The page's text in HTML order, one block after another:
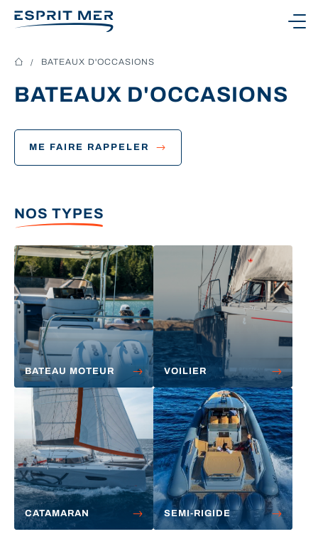
NOS SERVICES
CONTACTEZ-NOUS
Ouvrir le menu
BATEAUX D'OCCASIONS
BATEAUX D'OCCASIONS
ME FAIRE RAPPELER
NOS TYPES
BATEAU MOTEUR VOILIER
CATAMARAN SEMI-RIGIDE